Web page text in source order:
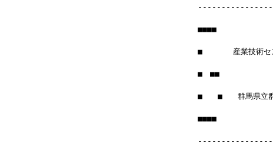
■■■■
■　　　　産業技術
■　■■　　　　　　
■　　■　　群馬県立
■■■■　　　　　　